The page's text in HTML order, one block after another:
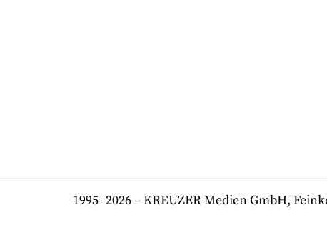
1995- 2026– KREUZER Medien GmbH,